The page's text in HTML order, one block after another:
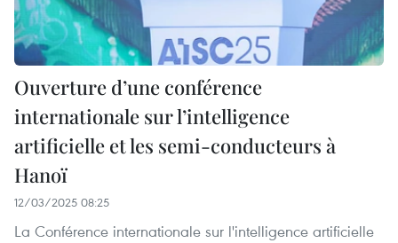
Ouverture d’une conférence
internationale sur l’intelligence
artificielle et les semi-conducteurs à
Hanoï
12/03/2025 08:25
La Conférence internationale sur l'intelligence artificielle